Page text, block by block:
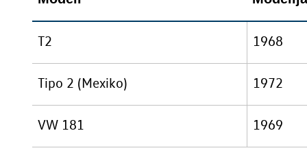
T2 1968
Tipo 2 (Mexiko) 1972
VW 181 1969